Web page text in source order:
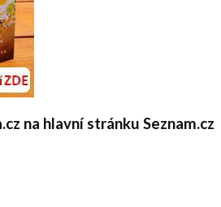
na hlavní stránku Seznam.cz